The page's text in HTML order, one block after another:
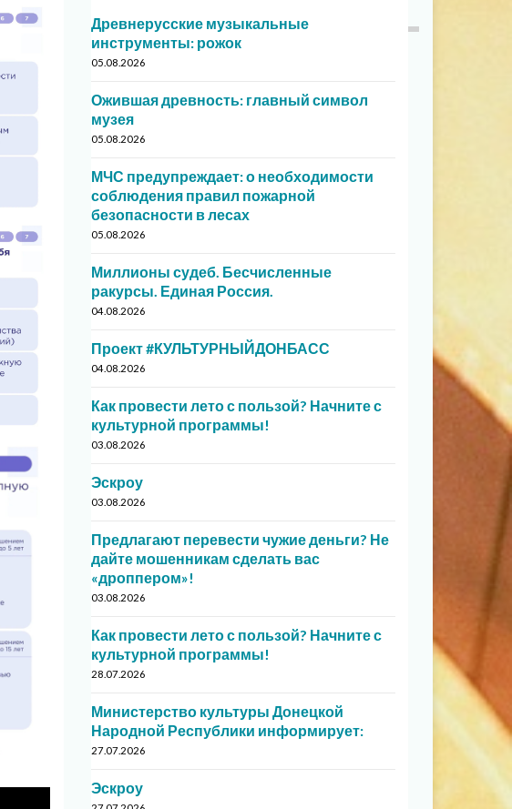
Древнерусские музыкальные
инструменты: рожок
05.08.2026
Ожившая древность: главный символ
музея
05.08.2026
МЧС предупреждает: о необходимости
соблюдения правил пожарной
безопасности в лесах
05.08.2026
Миллионы судеб. Бесчисленные
ракурсы. Единая Россия.
04.08.2026
Проект #КУЛЬТУРНЫЙДОНБАСС
04.08.2026
Как провести лето с пользой? Начните с
культурной программы!
03.08.2026
Эскроу
03.08.2026
Предлагают перевести чужие деньги? Не
дайте мошенникам сделать вас
«дроппером»!
03.08.2026
Как провести лето с пользой? Начните с
культурной программы!
28.07.2026
Министерство культуры Донецкой
Народной Республики информирует:
27.07.2026
Эскроу